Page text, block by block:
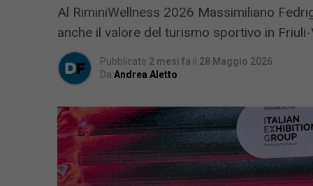
Al RiminiWellness 2026 Massimiliano
anche il valore del turismo sportivo in Friuli-
Pubblicato 2 mesi fa il 28 Maggio 2026
Da Andrea Aletto